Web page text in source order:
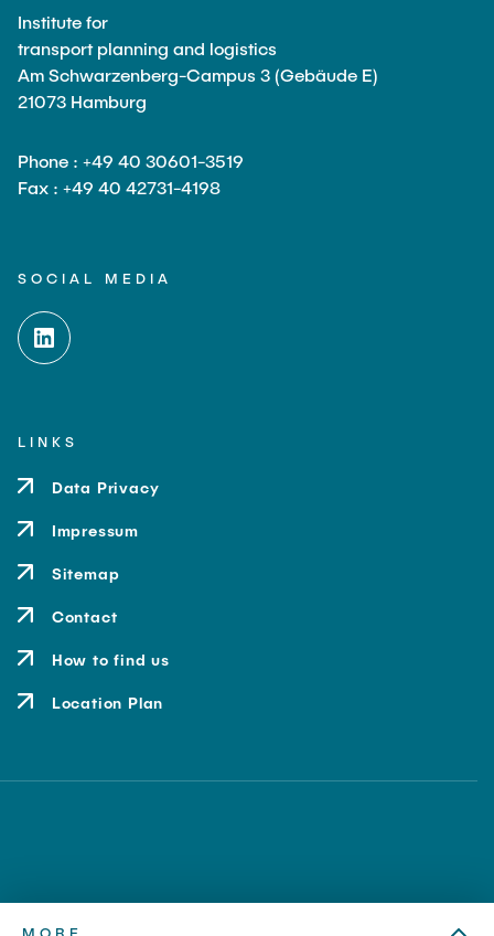
Institute for
transport planning and logistics
Am Schwarzenberg-Campus 3 (Gebäude E)
21073 Hamburg
Phone : +49 40 30601-3519
Fax : +49 40 42731-4198
SOCIAL MEDIA
LINKS
Data Privacy
Impressum
Sitemap
Contact
How to find us
Location Plan